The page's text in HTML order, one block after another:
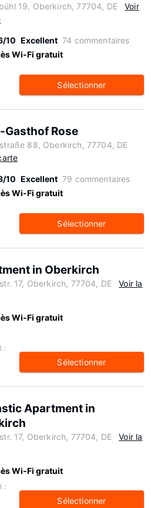
19, Oberkirch, 77704, DE
Voir
10 Excellent 74 commentaires
Wi-Fi gratuit
Sélectionner
Gasthof Rose
88, Oberkirch, 77704, DE
10 Excellent 79 commentaires
Wi-Fi gratuit
Sélectionner
in Oberkirch
17, Oberkirch, 77704, DE
Voir la
Wi-Fi gratuit
:
Sélectionner
Apartment in
17, Oberkirch, 77704, DE
Voir la
Wi-Fi gratuit
:
Sélectionner